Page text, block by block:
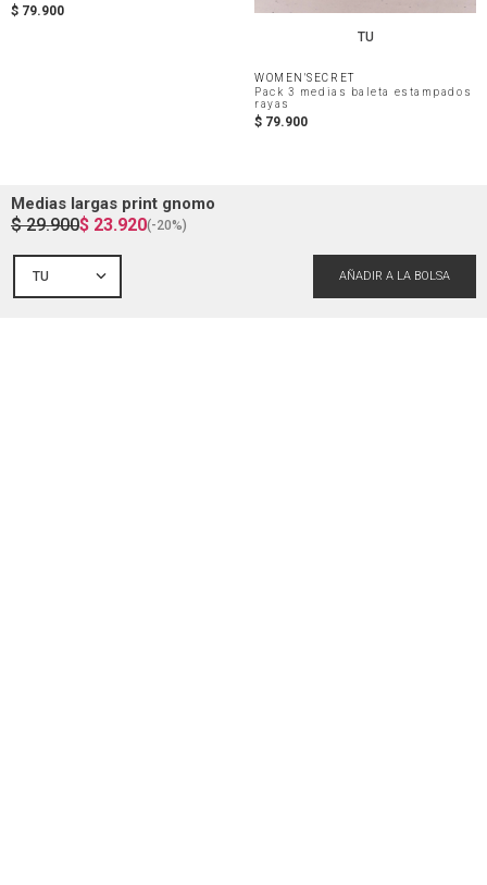
Medias largas print gnomo
$ 29.900$ 23.920(-20%)
TU
$ 79.900
TU
WOMEN'SECRET
Pack 3 medias baleta estampados
rayas
$ 79.900